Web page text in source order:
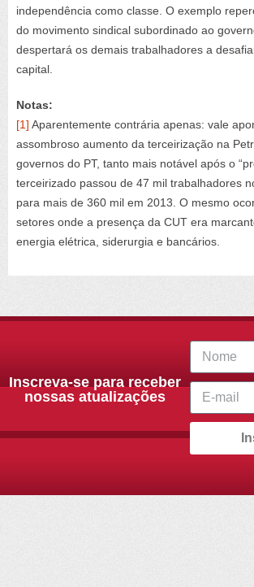
independência como classe. O exemplo
do movimento sindical subordinado ao
despertará os demais trabalhadores a
capital.
Notas:
[1] Aparentemente contrária apenas: vale
assombroso aumento da terceirização na
governos do PT, tanto mais notável após o
terceirizado passou de 47 mil trabalhadores
para mais de 360 mil em 2013. O mesmo
setores onde a presença da CUT era
energia elétrica, siderurgia e bancários.
Inscreva-se para receber
nossas atualizações